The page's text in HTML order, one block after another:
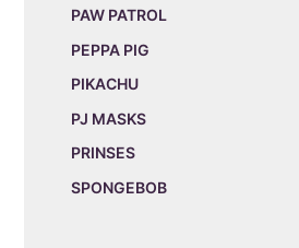
PAW PATROL
PEPPA PIG
PIKACHU
PJ MASKS
PRINSES
SPONGEBOB